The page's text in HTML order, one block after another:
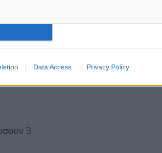
Data Access Privacy Policy
3